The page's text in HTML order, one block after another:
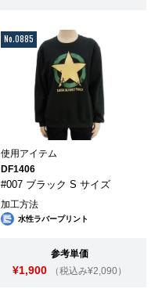
No.0885
使用アイテム
DF1406
#007 ブラック S サイズ
加工方法
水性ラバープリント
参考単価
¥1,900 （税込み¥2,090）